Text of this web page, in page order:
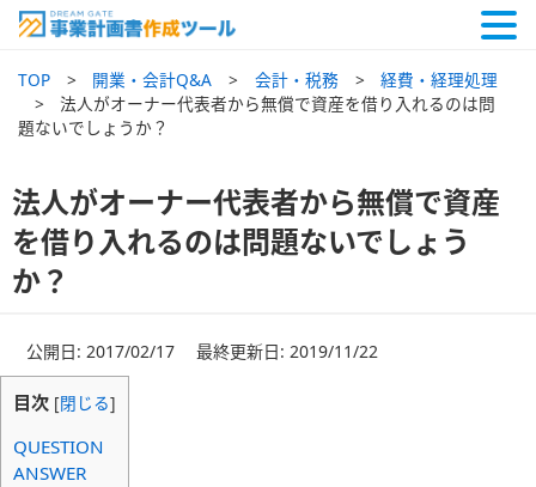
TOP 開業・会計Q&A 会計・税務
経費・経理処理
法人がオーナー代表者から無償で資産を借り入れるのは問
題ないでしょうか？
法人がオーナー代表者から無償で資産
を借り入れるのは問題ないでしょう
か？
公開日: 2017/02/17 最終更新日: 2019/11/22
目次 [閉じる]
QUESTION
ANSWER